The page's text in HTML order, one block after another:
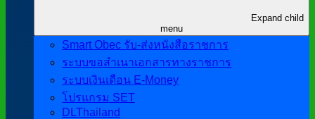
Expand child
menu
Smart Obec รับ-ส่งหนังสือราชการ
ระบบขอสำเนาเอกสารทางราชการ
ระบบเงินเดือน E-Money
โปรแกรม SET
DLThailand